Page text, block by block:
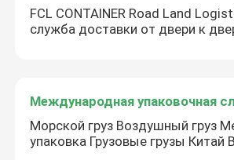
FCL CONTAINER Road Land
служба доставки от двери к
Международная упаковочная
Морской груз Воздушный груз
упаковка Грузовые грузы Китай